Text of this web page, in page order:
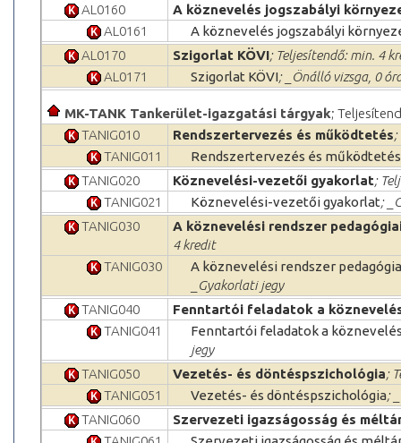
AL0160
A köznevelés jogszabályi
AL0161
A köznevelés jogszabályi
AL0170
Szigorlat KÖVI; Teljesítendő: min. 4
AL0171
Szigorlat KÖVI; _Önálló vizsga, 0
MK-TANK Tankerület-igazgatási tárgyak;
TANIG010
Rendszertervezés és működtetés;
TANIG011
Rendszertervezés és működtetés
TANIG020
Köznevelési-vezetői gyakorlat;
TANIG021
Köznevelési-vezetői gyakorlat;
TANIG030
A köznevelési rendszer
4 kredit
TANIG030
A köznevelési rendszer
_Gyakorlati jegy
TANIG040
Fenntartói feladatok a
TANIG041
Fenntartói feladatok a
jegy
TANIG050
Vezetés- és döntéspszichológia;
TANIG051
Vezetés- és döntéspszichológia;
TANIG060
Szervezeti igazságosság és